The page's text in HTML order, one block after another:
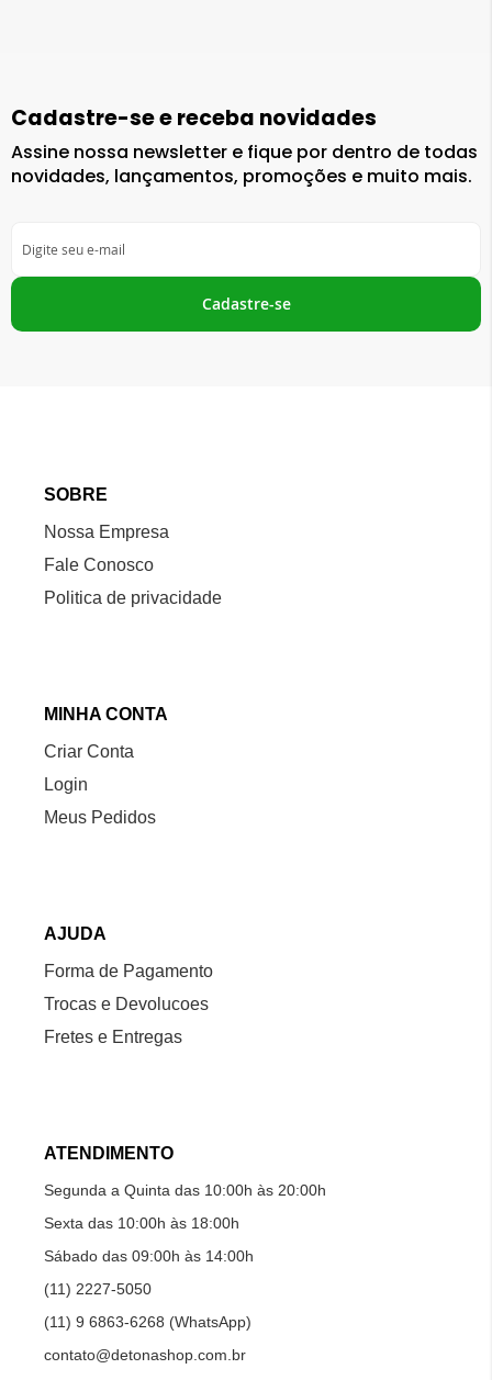
Cadastre-se e receba novidades
Assine nossa newsletter e fique por dentro de todas
novidades, lançamentos, promoções e muito mais.
se
na
Newsletter:
Cadastre-se
SOBRE
Nossa Empresa
Fale Conosco
Politica de privacidade
MINHA CONTA
Criar Conta
Login
Meus Pedidos
AJUDA
Forma de Pagamento
Trocas e Devolucoes
Fretes e Entregas
ATENDIMENTO
Segunda a Quinta das 10:00h às 20:00h
Sexta das 10:00h às 18:00h
Sábado das 09:00h às 14:00h
(11) 2227-5050
(11) 9 6863-6268 (WhatsApp)
contato@detonashop.com.br